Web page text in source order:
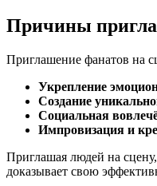
Причины
Приглашение фанатов на
Укрепление
Создание
Социальная
Импровизация и
Приглашая людей на
доказывает свою